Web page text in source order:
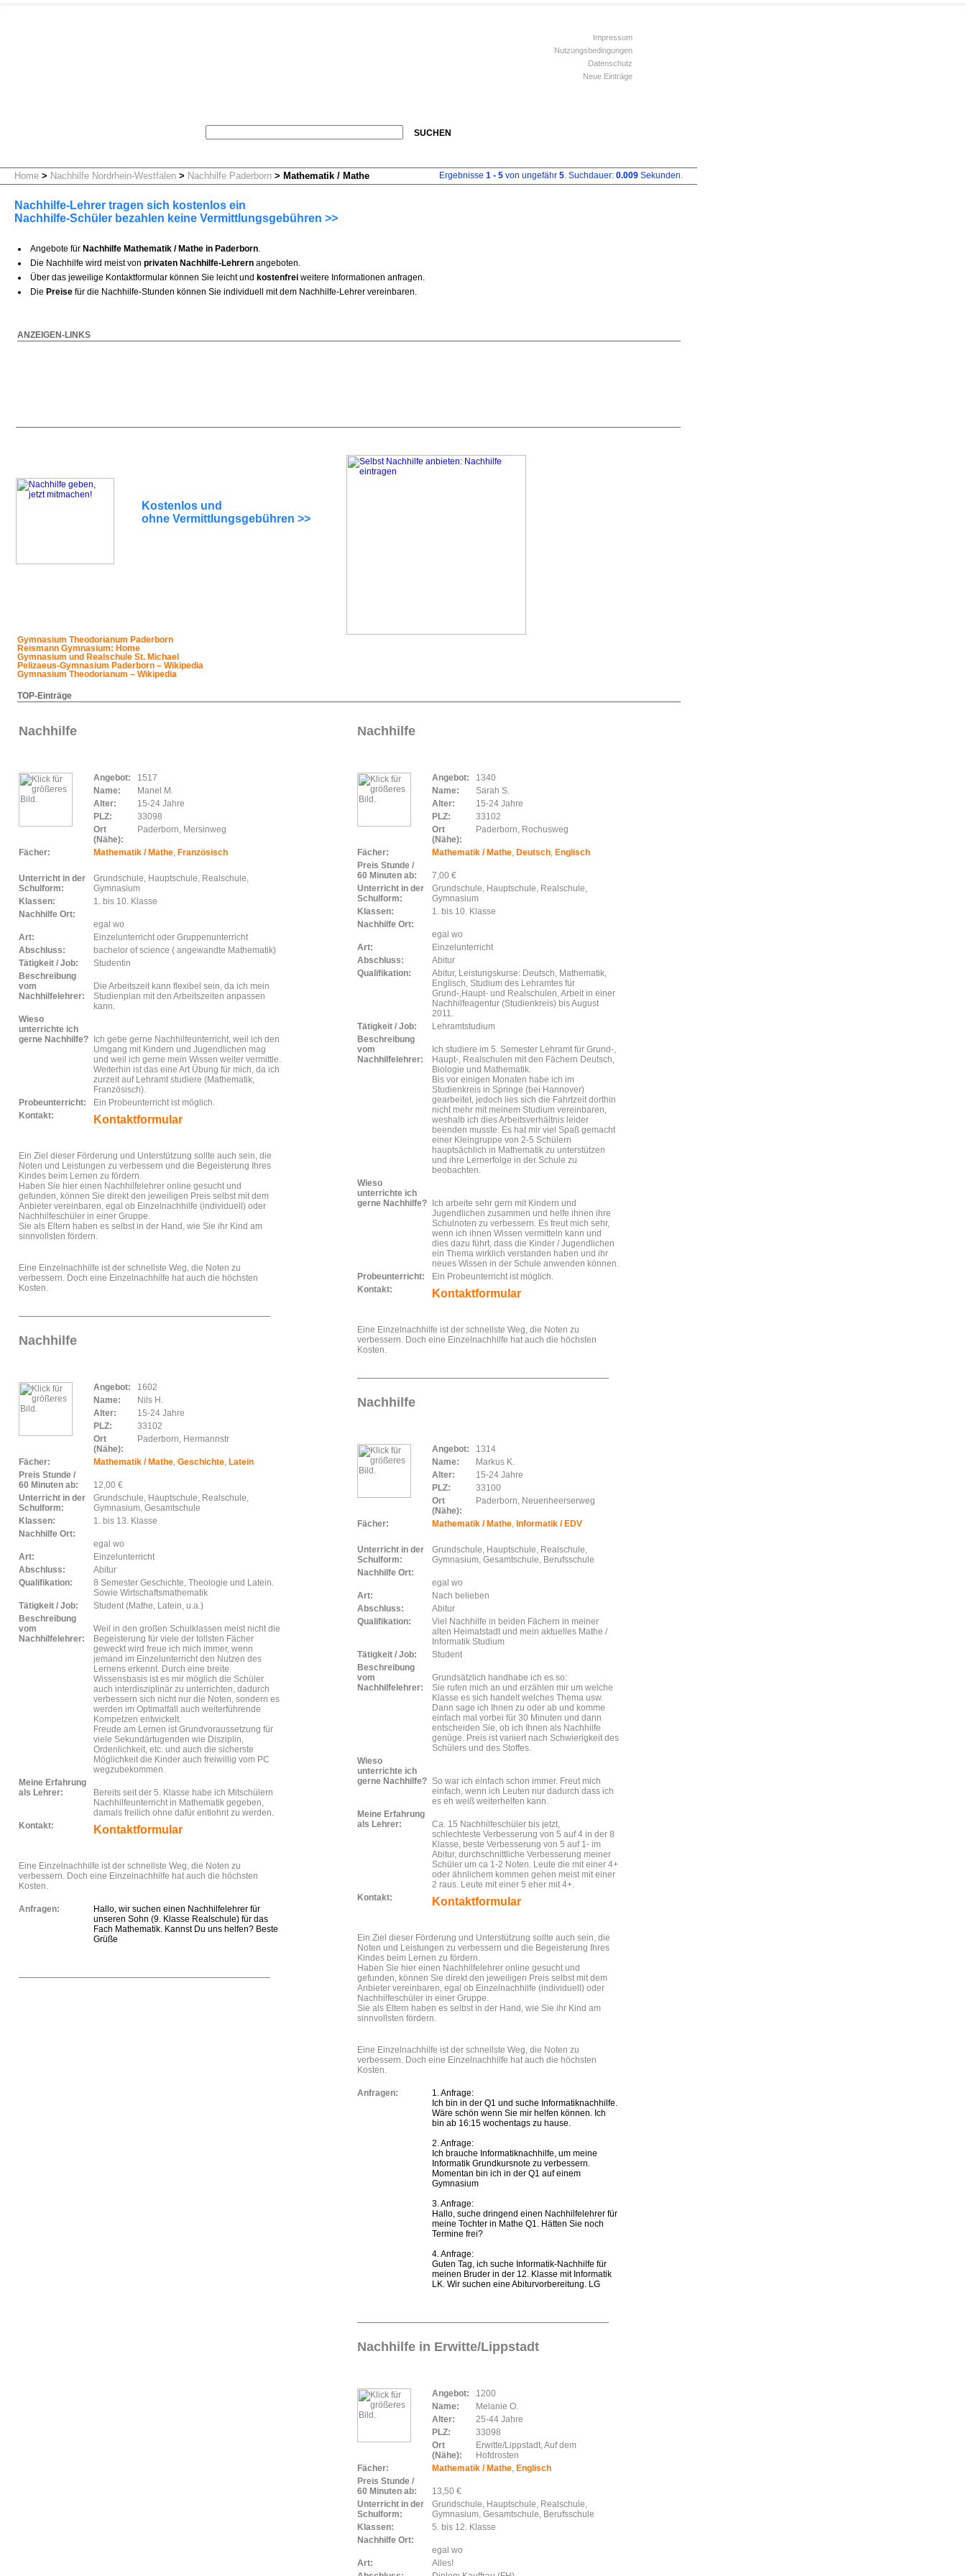
SUCHEN
Impressum
Nutzungsbedingungen
Datenschutz
Neue Einträge
Home > Nachhilfe Nordrhein-Westfalen > Nachhilfe Paderborn > Mathematik / Mathe Ergebnisse 1 - 5 von ungefähr 5. Suchdauer: 0.009 Sekunden.
Nachhilfe-Lehrer tragen sich kostenlos ein
Nachhilfe-Schüler bezahlen keine Vermittlungsgebühren >>
Angebote für Nachhilfe Mathematik / Mathe in Paderborn.
Die Nachhilfe wird meist von privaten Nachhilfe-Lehrern angeboten.
Über das jeweilige Kontaktformular können Sie leicht und kostenfrei weitere Informationen anfragen.
Die Preise für die Nachhilfe-Stunden können Sie individuell mit dem Nachhilfe-Lehrer vereinbaren.
ANZEIGEN-LINKS
Kostenlos und
ohne Vermittlungsgebühren >>
Gymnasium Theodorianum Paderborn
Reismann Gymnasium: Home
Gymnasium und Realschule St. Michael
Pelizaeus-Gymnasium Paderborn – Wikipedia
Gymnasium Theodorianum – Wikipedia
TOP-Einträge
Nachhilfe
Angebot:
1517
Name:
Manel M.
Alter:
15-24 Jahre
PLZ:
33098
Ort
(Nähe):
Paderborn, Mersinweg
Fächer: Mathematik / Mathe, Französisch
Unterricht in der
Schulform:
Grundschule, Hauptschule, Realschule,
Gymnasium
Klassen:
1. bis 10. Klasse
Nachhilfe Ort:
egal wo
Art:
Einzelunterricht oder Gruppenunterricht
Abschluss:
bachelor of science ( angewandte Mathematik)
Tätigkeit / Job:
Studentin
Beschreibung
vom
Nachhilfelehrer:
Die Arbeitszeit kann flexibel sein, da ich mein
Studienplan mit den Arbeitszeiten anpassen
kann.
Wieso
unterrichte ich
gerne Nachhilfe?
Ich gebe gerne Nachhilfeunterricht, weil ich den
Umgang mit Kindern und Jugendlichen mag
und weil ich gerne mein Wissen weiter vermittle.
Weiterhin ist das eine Art Übung für mich, da ich
zurzeit auf Lehramt studiere (Mathematik,
Französisch).
Probeunterricht:
Ein Probeunterricht ist möglich.
Kontakt:
Kontaktformular
Ein Ziel dieser Förderung und Unterstützung sollte auch sein, die
Noten und Leistungen zu verbessern und die Begeisterung Ihres
Kindes beim Lernen zu fördern.
Haben Sie hier einen Nachhilfelehrer online gesucht und
gefunden, können Sie direkt den jeweiligen Preis selbst mit dem
Anbieter vereinbaren, egal ob Einzelnachhilfe (individuell) oder
Nachhilfeschüler in einer Gruppe.
Sie als Eltern haben es selbst in der Hand, wie Sie ihr Kind am
sinnvollsten fördern.
Eine Einzelnachhilfe ist der schnellste Weg, die Noten zu
verbessern. Doch eine Einzelnachhilfe hat auch die höchsten
Kosten.
Nachhilfe
Angebot:
1602
Name:
Nils H.
Alter:
15-24 Jahre
PLZ:
33102
Ort
(Nähe):
Paderborn, Hermannstr
Fächer: Mathematik / Mathe, Geschichte, Latein
Preis Stunde /
60 Minuten ab:
12,00 €
Unterricht in der
Schulform:
Grundschule, Hauptschule, Realschule,
Gymnasium, Gesamtschule
Klassen:
1. bis 13. Klasse
Nachhilfe Ort:
egal wo
Art:
Einzelunterricht
Abschluss:
Abitur
Qualifikation:
8 Semester Geschichte, Theologie und Latein.
Sowie Wirtschaftsmathematik
Tätigkeit / Job:
Student (Mathe, Latein, u.a.)
Beschreibung
vom
Nachhilfelehrer:
Weil in den großen Schulklassen meist nicht die
Begeisterung für viele der tollsten Fächer
geweckt wird freue ich mich immer, wenn
jemand im Einzelunterricht den Nutzen des
Lernens erkennt. Durch eine breite
Wissensbasis ist es mir möglich die Schüler
auch interdisziplinär zu unterrichten, dadurch
verbessern sich nicht nur die Noten, sondern es
werden im Optimalfall auch weiterführende
Kompetzen entwickelt.
Freude am Lernen ist Grundvoraussetzung für
viele Sekundärtugenden wie Disziplin,
Ordenlichkeit, etc. und auch die sicherste
Möglichkeit die Kinder auch freiwillig vom PC
wegzubekommen.
Meine Erfahrung
als Lehrer:
Bereits seit der 5. Klasse habe ich Mitschülern
Nachhilfeunterricht in Mathematik gegeben,
damals freilich ohne dafür entlohnt zu werden.
Kontakt:
Kontaktformular
Eine Einzelnachhilfe ist der schnellste Weg, die Noten zu
verbessern. Doch eine Einzelnachhilfe hat auch die höchsten
Kosten.
Anfragen:
Hallo, wir suchen einen Nachhilfelehrer für
unseren Sohn (9. Klasse Realschule) für das
Fach Mathematik. Kannst Du uns helfen? Beste
Grüße
Nachhilfe
Angebot:
1340
Name:
Sarah S.
Alter:
15-24 Jahre
PLZ:
33102
Ort
(Nähe):
Paderborn, Rochusweg
Fächer: Mathematik / Mathe, Deutsch, Englisch
Preis Stunde /
60 Minuten ab:
7,00 €
Unterricht in der
Schulform:
Grundschule, Hauptschule, Realschule,
Gymnasium
Klassen:
1. bis 10. Klasse
Nachhilfe Ort:
egal wo
Art:
Einzelunterricht
Abschluss:
Abitur
Qualifikation:
Abitur, Leistungskurse: Deutsch, Mathematik,
Englisch, Studium des Lehramtes für
Grund-,Haupt- und Realschulen, Arbeit in einer
Nachhilfeagentur (Studienkreis) bis August
2011.
Tätigkeit / Job:
Lehramtstudium
Beschreibung
vom
Nachhilfelehrer:
Ich studiere im 5. Semester Lehramt für Grund-,
Haupt-, Realschulen mit den Fächern Deutsch,
Biologie und Mathematik.
Bis vor einigen Monaten habe ich im
Studienkreis in Springe (bei Hannover)
gearbeitet, jedoch lies sich die Fahrtzeit dorthin
nicht mehr mit meinem Studium vereinbaren,
weshalb ich dies Arbeitsverhältnis leider
beenden musste. Es hat mir viel Spaß gemacht
einer Kleingruppe von 2-5 Schülern
hauptsächlich in Mathematik zu unterstützen
und ihre Lernerfolge in der Schule zu
beobachten.
Wieso
unterrichte ich
gerne Nachhilfe?
Ich arbeite sehr gern mit Kindern und
Jugendlichen zusammen und helfe ihnen ihre
Schulnoten zu verbessern. Es freut mich sehr,
wenn ich ihnen Wissen vermitteln kann und
dies dazu führt, dass die Kinder / Jugendlichen
ein Thema wirklich verstanden haben und ihr
neues Wissen in der Schule anwenden können.
Probeunterricht:
Ein Probeunterricht ist möglich.
Kontakt:
Kontaktformular
Eine Einzelnachhilfe ist der schnellste Weg, die Noten zu
verbessern. Doch eine Einzelnachhilfe hat auch die höchsten
Kosten.
Nachhilfe
Angebot:
1314
Name:
Markus K.
Alter:
15-24 Jahre
PLZ:
33100
Ort
(Nähe):
Paderborn, Neuenheerserweg
Fächer: Mathematik / Mathe, Informatik / EDV
Unterricht in der
Schulform:
Grundschule, Hauptschule, Realschule,
Gymnasium, Gesamtschule, Berufsschule
Nachhilfe Ort:
egal wo
Art:
Nach belieben
Abschluss:
Abitur
Qualifikation:
Viel Nachhilfe in beiden Fächern in meiner
alten Heimatstadt und mein aktuelles Mathe /
Informatik Studium
Tätigkeit / Job:
Student
Beschreibung
vom
Nachhilfelehrer:
Grundsätzlich handhabe ich es so:
Sie rufen mich an und erzählen mir um welche
Klasse es sich handelt welches Thema usw.
Dann sage ich Ihnen zu oder ab und komme
einfach mal vorbei für 30 Minuten und dann
entscheiden Sie, ob ich Ihnen als Nachhilfe
genüge. Preis ist variiert nach Schwierigkeit des
Schülers und des Stoffes.
Wieso
unterrichte ich
gerne Nachhilfe? So war ich einfach schon immer. Freut mich
einfach, wenn ich Leuten nur dadurch dass ich
es eh weiß weiterhelfen kann.
Meine Erfahrung
als Lehrer:
Ca. 15 Nachhilfeschüler bis jetzt,
schlechteste Verbesserung von 5 auf 4 in der 8
Klasse, beste Verbesserung von 5 auf 1- im
Abitur, durchschnittliche Verbesserung meiner
Schüler um ca 1-2 Noten. Leute die mit einer 4+
oder ähnlichem kommen gehen meist mit einer
2 raus. Leute mit einer 5 eher mit 4+.
Kontakt:
Kontaktformular
Ein Ziel dieser Förderung und Unterstützung sollte auch sein, die
Noten und Leistungen zu verbessern und die Begeisterung Ihres
Kindes beim Lernen zu fördern.
Haben Sie hier einen Nachhilfelehrer online gesucht und
gefunden, können Sie direkt den jeweiligen Preis selbst mit dem
Anbieter vereinbaren, egal ob Einzelnachhilfe (individuell) oder
Nachhilfeschüler in einer Gruppe.
Sie als Eltern haben es selbst in der Hand, wie Sie ihr Kind am
sinnvollsten fördern.
Eine Einzelnachhilfe ist der schnellste Weg, die Noten zu
verbessern. Doch eine Einzelnachhilfe hat auch die höchsten
Kosten.
Anfragen:
1. Anfrage:
Ich bin in der Q1 und suche Informatiknachhilfe.
Wäre schön wenn Sie mir helfen können. Ich
bin ab 16:15 wochentags zu hause.
2. Anfrage:
Ich brauche Informatiknachhilfe, um meine
Informatik Grundkursnote zu verbessern.
Momentan bin ich in der Q1 auf einem
Gymnasium
3. Anfrage:
Hallo, suche dringend einen Nachhilfelehrer für
meine Tochter in Mathe Q1. Hätten Sie noch
Termine frei?
4. Anfrage:
Guten Tag, ich suche Informatik-Nachhilfe für
meinen Bruder in der 12. Klasse mit Informatik
LK. Wir suchen eine Abiturvorbereitung. LG
Nachhilfe in Erwitte/Lippstadt
Angebot:
1200
Name:
Melanie O.
Alter:
25-44 Jahre
PLZ:
33098
Ort
(Nähe):
Erwitte/Lippstadt, Auf dem
Hofdrosten
Fächer:
Mathematik / Mathe, Englisch
Preis Stunde /
60 Minuten ab:
13,50 €
Unterricht in der
Schulform:
Grundschule, Hauptschule, Realschule,
Gymnasium, Gesamtschule, Berufsschule
Klassen:
5. bis 12. Klasse
Nachhilfe Ort:
egal wo
Art:
Alles!